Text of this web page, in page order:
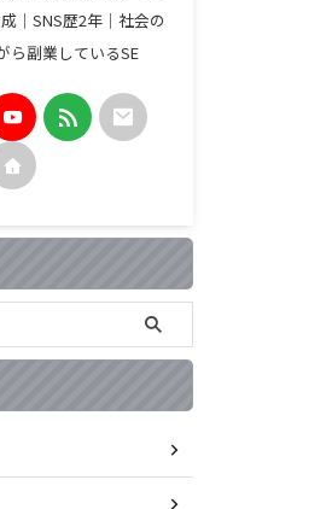
｜SNS歴2年｜社会の
ら副業しているSE